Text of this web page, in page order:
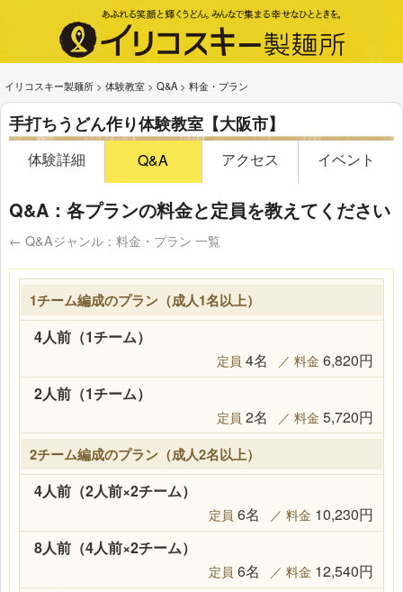
イリコスキー製麺所 > 体験教室 > Q&A > 料金・プラン
手打ちうどん作り体験教室【大阪市】
体験詳細 Q&A アクセス イベント
Q&A：各プランの料金と定員を教えてください
← Q&Aジャンル：料金・プラン 一覧
1チーム編成のプラン（成人1名以上）
4人前（1チーム）
4名
6,820円
2人前（1チーム）
2名
5,720円
2チーム編成のプラン（成人2名以上）
4人前（2人前×2チーム）
6名
10,230円
8人前（4人前×2チーム）
6名
12,540円